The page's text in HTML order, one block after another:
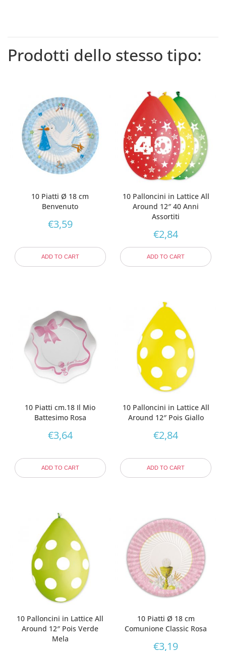
Prodotti dello stesso tipo:
10 Piatti Ø 18 cm
Benvenuto
€3,59
ADD TO CART
10 Palloncini in Lattice All
Around 12″ 40 Anni
Assortiti
€2,84
ADD TO CART
10 Piatti cm.18 Il Mio
Battesimo Rosa
€3,64
ADD TO CART
10 Palloncini in Lattice All
Around 12″ Pois Giallo
€2,84
ADD TO CART
10 Palloncini in Lattice All
Around 12″ Pois Verde
Mela
10 Piatti Ø 18 cm
Comunione Classic Rosa
€3,19